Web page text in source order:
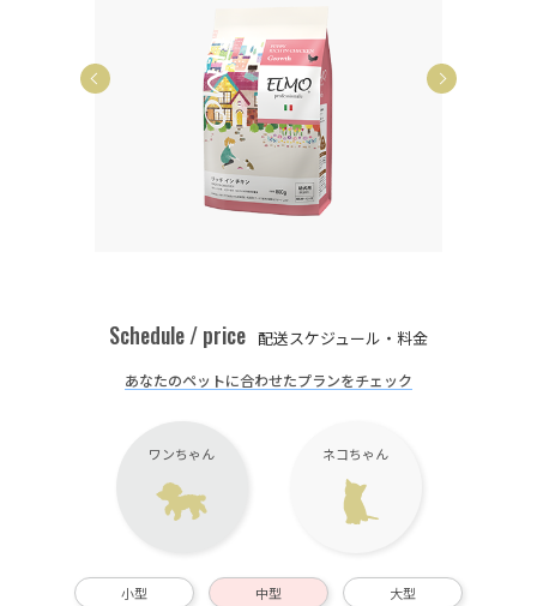
Schedule / price 配送スケジュール・料金
あなたのペットに合わせたプランをチェック
ワンちゃん ネコちゃん
小型 中型 大型